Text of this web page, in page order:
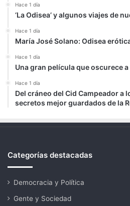
Hace 1 día
‘La Odisea’ y algunos viajes de
Hace 1 día
María José Solano: Odisea
Hace 1 día
Una gran película que oscurece
Hace 1 día
Del cráneo del Cid Campeador a
secretos mejor guardados de la
Categorías destacadas
Democracia y Política
Gente y Sociedad